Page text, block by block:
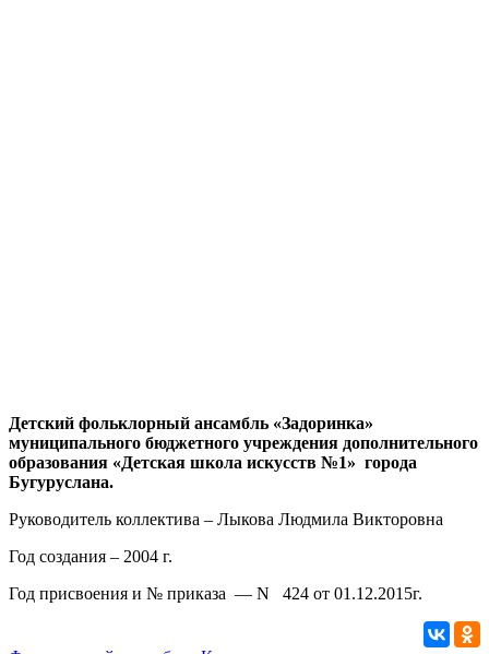
Детский фольклорный ансамбль «Задоринка»
муниципального бюджетного учреждения дополнительного
образования «Детская школа искусств №1» города
Бугуруслана.
Руководитель коллектива – Лыкова Людмила Викторовна
Год создания – 2004 г.
Год присвоения и № приказа — N 424 от 01.12.2015г.